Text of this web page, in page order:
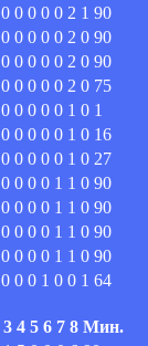
0 0 0 0 0 2 1 90
0 0 0 0 0 2 0 90
0 0 0 0 0 2 0 90
0 0 0 0 0 2 0 75
0 0 0 0 0 1 0 1
0 0 0 0 0 1 0 16
0 0 0 0 0 1 0 27
0 0 0 0 1 1 0 90
0 0 0 0 1 1 0 90
0 0 0 0 1 1 0 90
0 0 0 0 1 1 0 90
0 0 0 1 0 0 1 64
3 4 5 6 7 8 Мин.